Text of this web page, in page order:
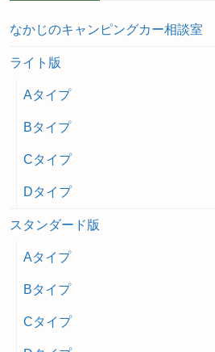
なかじのキャンピングカー相談室
ライト版
Aタイプ
Bタイプ
Cタイプ
Dタイプ
スタンダード版
Aタイプ
Bタイプ
Cタイプ